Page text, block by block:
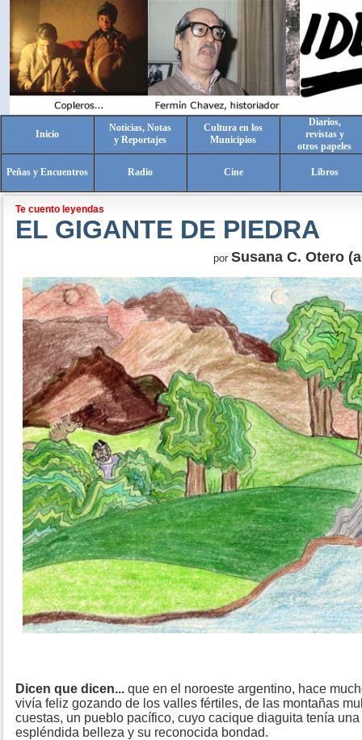
Inicio
Noticias, Notas
y Reportajes
Cultura en los
Municipios
Diarios,
revistas y
otros papeles
Peñas y Encuentros Radio Cine Libros
Te cuento leyendas
EL GIGANTE DE PIEDRA
por Susana C. Otero
Dicen que dicen... que en el noroeste argentino, hace
vivía feliz gozando de los valles fértiles, de las montañas
cuestas, un pueblo pacífico, cuyo cacique diaguita tenía
espléndida belleza y su reconocida bondad.